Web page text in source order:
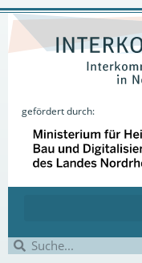
gefördert durch: